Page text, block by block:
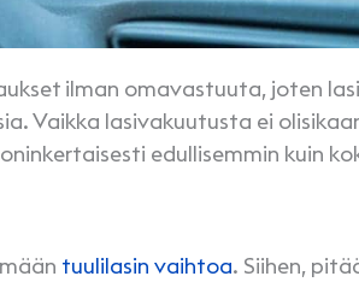
ilman omavastuuta, joten
Vaikka lasivakuutusta ei
edullisemmin kuin
tuulilasin vaihtoa. Siihen,